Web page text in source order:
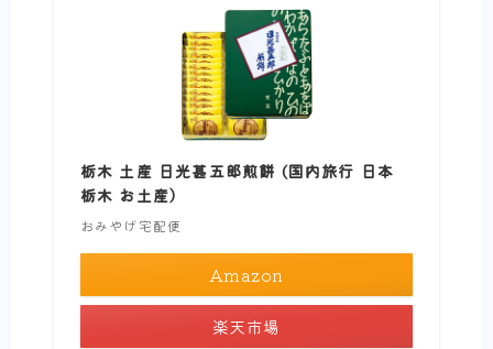
栃木 土産 日光甚五郎煎餅 (国内旅行 日本
栃木 お土産）
おみやげ宅配便
Amazon
楽天市場